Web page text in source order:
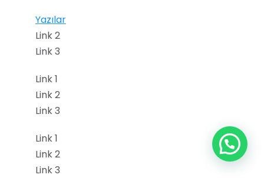
Yazılar
Link 2
Link 3
Link 1
Link 2
Link 3
Link 1
Link 2
Link 3